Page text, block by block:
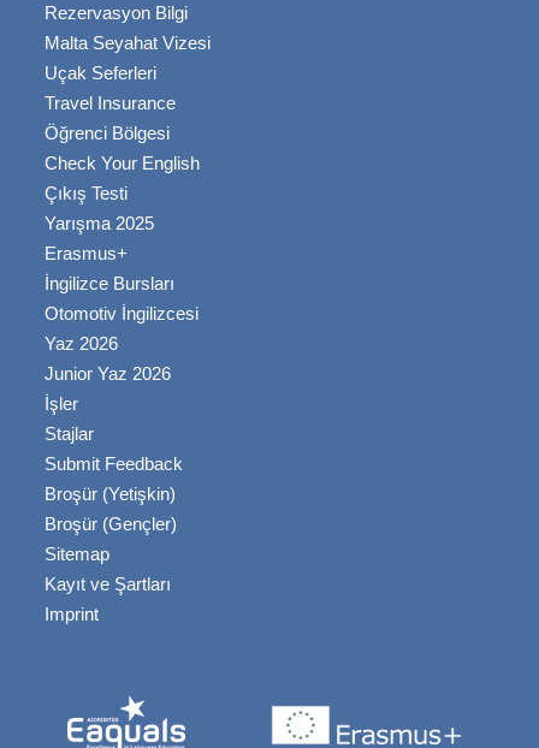
Rezervasyon Bilgi
Malta Seyahat Vizesi
Uçak Seferleri
Travel Insurance
Öğrenci Bölgesi
Check Your English
Çıkış Testi
Yarışma 2025
Erasmus+
İngilizce Bursları
Otomotiv İngilizcesi
Yaz 2026
Junior Yaz 2026
İşler
Stajlar
Submit Feedback
Broşür (Yetişkin)
Broşür (Gençler)
Sitemap
Kayıt ve Şartları
Imprint